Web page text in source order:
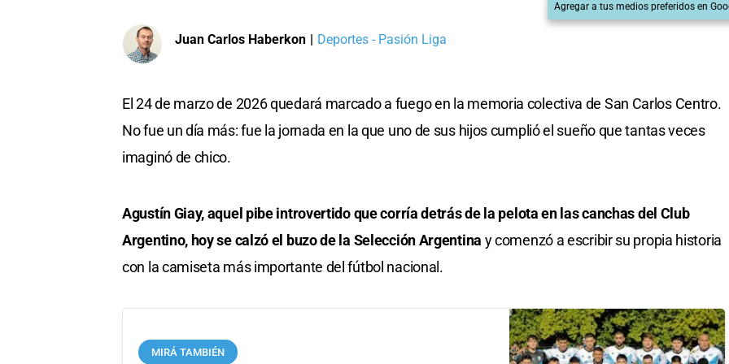
Agregar a tus medios preferidos en
Juan Carlos Haberkon | Deportes - Pasión Liga
El 24 de marzo de 2026 quedará marcado a fuego en la memoria colectiva de San Carlos Centro.
No fue un día más: fue la jornada en la que uno de sus hijos cumplió el sueño que tantas veces
imaginó de chico.
Agustín Giay, aquel pibe introvertido que corría detrás de la pelota en las canchas del Club
Argentino, hoy se calzó el buzo de la Selección Argentina y comenzó a escribir su propia historia
con la camiseta más importante del fútbol nacional.
MIRÁ TAMBIÉN